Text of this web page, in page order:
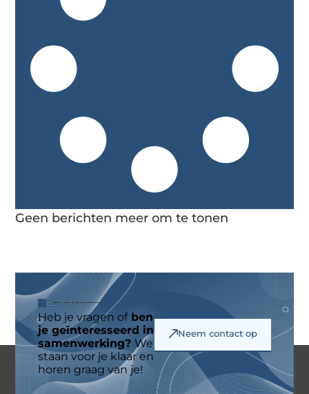
Geen berichten meer om te tonen
Heb je vragen ofben
je geïnteresseerd in
samenwerking? We
staan voor je klaar en
horen graag van je!
Neem contact op